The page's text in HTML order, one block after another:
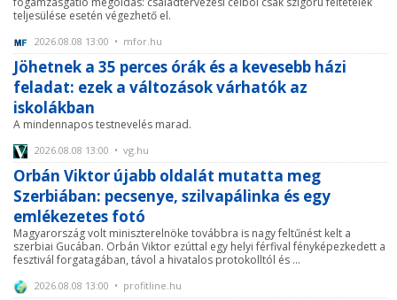
teljesülése esetén végezhető el.
2026.08.08 13:00 • mfor.hu
Jöhetnek a 35 perces órák és a kevesebb házi
feladat: ezek a változások várhatók az
iskolákban
A mindennapos testnevelés marad.
2026.08.08 13:00 • vg.hu
Orbán Viktor újabb oldalát mutatta meg
Szerbiában: pecsenye, szilvapálinka és egy
emlékezetes fotó
Magyarország volt miniszterelnöke továbbra is nagy feltűnést kelt a
szerbiai Gucában. Orbán Viktor ezúttal egy helyi férfival fényképezkedett a
fesztivál forgatagában, távol a hivatalos protokolltól és ...
2026.08.08 13:00 • profitline.hu